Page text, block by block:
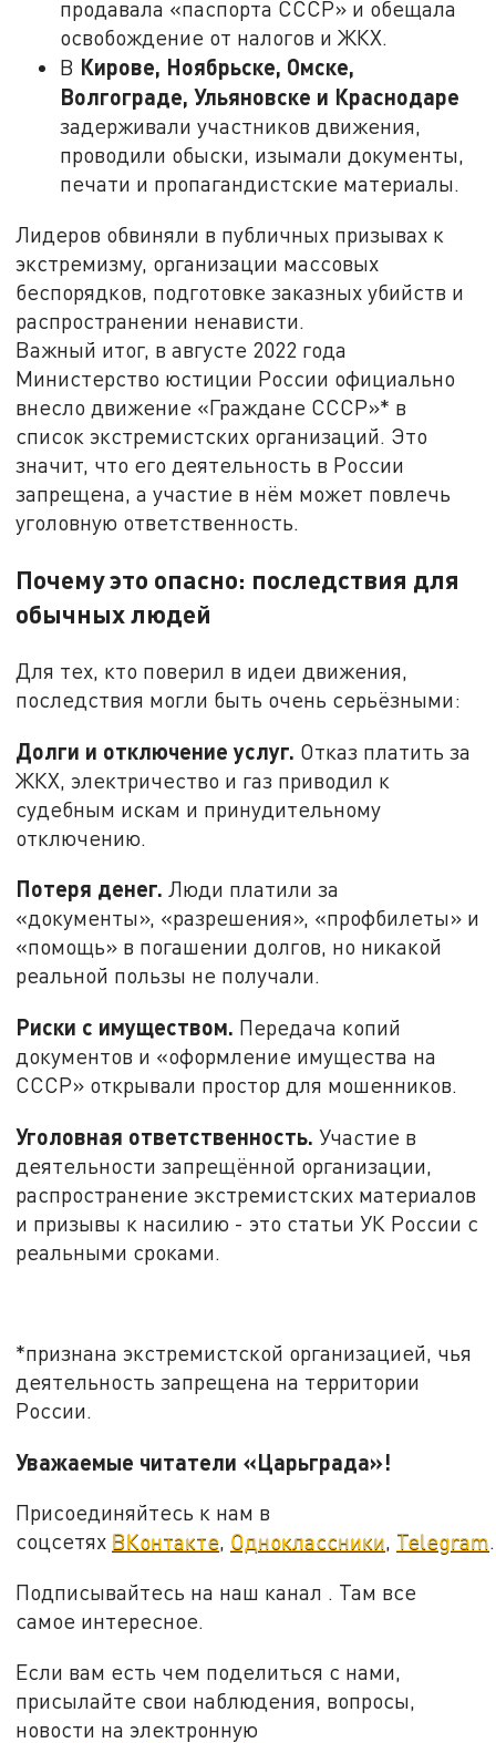
продавала «паспорта СССР» и обещала
освобождение от налогов и ЖКХ.
В Кирове, Ноябрьске, Омске,
Волгограде, Ульяновске и Краснодаре
задерживали участников движения,
проводили обыски, изымали документы,
печати и пропагандистские материалы.
Лидеров обвиняли в публичных призывах к
экстремизму, организации массовых
беспорядков, подготовке заказных убийств и
распространении ненависти.
Важный итог, в августе 2022 года
Министерство юстиции России официально
внесло движение «Граждане СССР»* в
список экстремистских организаций. Это
значит, что его деятельность в России
запрещена, а участие в нём может повлечь
уголовную ответственность.
Почему это опасно: последствия для
обычных людей
Для тех, кто поверил в идеи движения,
последствия могли быть очень серьёзными:
Долги и отключение услуг. Отказ платить за
ЖКХ, электричество и газ приводил к
судебным искам и принудительному
отключению.
Потеря денег. Люди платили за
«документы», «разрешения», «профбилеты» и
«помощь» в погашении долгов, но никакой
реальной пользы не получали.
Риски с имуществом. Передача копий
документов и «оформление имущества на
СССР» открывали простор для мошенников.
Уголовная ответственность. Участие в
деятельности запрещённой организации,
распространение экстремистских материалов
и призывы к насилию - это статьи УК России с
реальными сроками.
*признана экстремистской организацией, чья
деятельность запрещена на территории
России.
Уважаемые читатели «Царьграда»!
Присоединяйтесь к нам в
соцсетях ВКонтакте, Одноклассники, Telegram.
Подписывайтесь на наш канал . Там все
самое интересное.
Если вам есть чем поделиться с нами,
присылайте свои наблюдения, вопросы,
новости на электронную